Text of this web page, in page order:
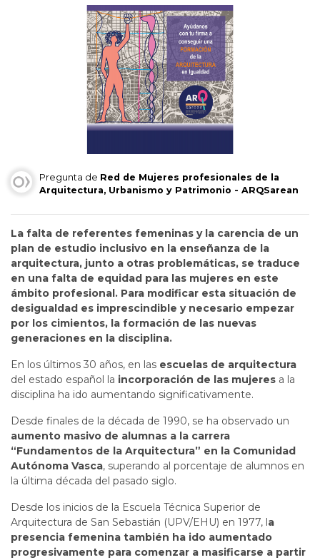
Pregunta de Red de Mujeres profesionales de la
Arquitectura, Urbanismo y Patrimonio - ARQSarean
La falta de referentes femeninas y la carencia de un
plan de estudio inclusivo en la enseñanza de la
arquitectura, junto a otras problemáticas, se traduce
en una falta de equidad para las mujeres en este
ámbito profesional. Para modificar esta situación de
desigualdad es imprescindible y necesario empezar
por los cimientos, la formación de las nuevas
generaciones en la disciplina.
En los últimos 30 años, en las escuelas de arquitectura
del estado español la incorporación de las mujeres a la
disciplina ha ido aumentando significativamente.
Desde finales de la década de 1990, se ha observado un
aumento masivo de alumnas a la carrera
“Fundamentos de la Arquitectura” en la Comunidad
Autónoma Vasca, superando al porcentaje de alumnos en
la última década del pasado siglo.
Desde los inicios de la Escuela Técnica Superior de
Arquitectura de San Sebastián (UPV/EHU) en 1977, la
presencia femenina también ha ido aumentado
progresivamente para comenzar a masificarse a partir